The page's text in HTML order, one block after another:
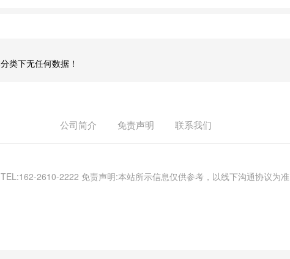
类下无任何数据！
公司简介 免责声明 联系我们
2610-2222 免责声明:本站所示信息仅供参考，以线下沟通协议为准